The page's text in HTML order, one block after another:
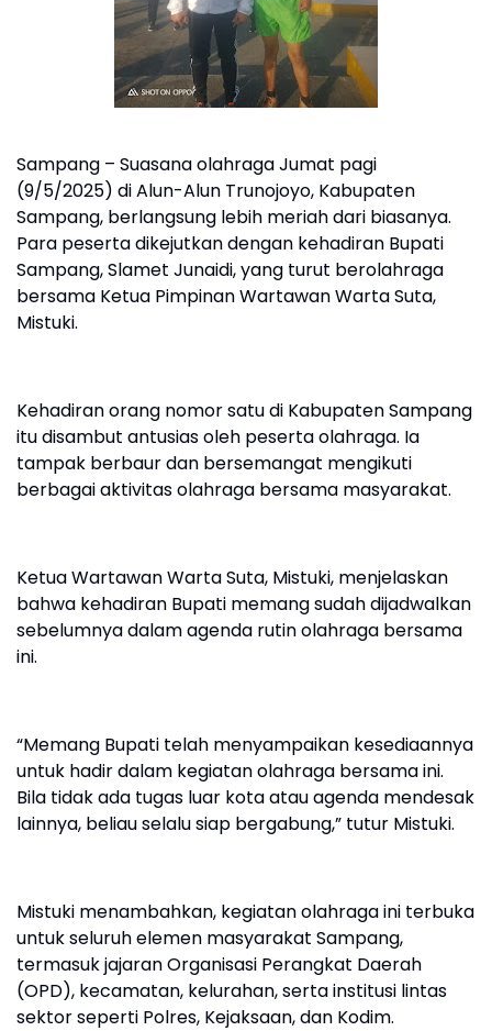
Sampang – Suasana olahraga Jumat pagi
(9/5/2025) di Alun-Alun Trunojoyo, Kabupaten
Sampang, berlangsung lebih meriah dari biasanya.
Para peserta dikejutkan dengan kehadiran Bupati
Sampang, Slamet Junaidi, yang turut berolahraga
bersama Ketua Pimpinan Wartawan Warta Suta,
Mistuki.
Kehadiran orang nomor satu di Kabupaten Sampang
itu disambut antusias oleh peserta olahraga. Ia
tampak berbaur dan bersemangat mengikuti
berbagai aktivitas olahraga bersama masyarakat.
Ketua Wartawan Warta Suta, Mistuki, menjelaskan
bahwa kehadiran Bupati memang sudah dijadwalkan
sebelumnya dalam agenda rutin olahraga bersama
ini.
“Memang Bupati telah menyampaikan kesediaannya
untuk hadir dalam kegiatan olahraga bersama ini.
Bila tidak ada tugas luar kota atau agenda mendesak
lainnya, beliau selalu siap bergabung,” tutur Mistuki.
Mistuki menambahkan, kegiatan olahraga ini terbuka
untuk seluruh elemen masyarakat Sampang,
termasuk jajaran Organisasi Perangkat Daerah
(OPD), kecamatan, kelurahan, serta institusi lintas
sektor seperti Polres, Kejaksaan, dan Kodim.